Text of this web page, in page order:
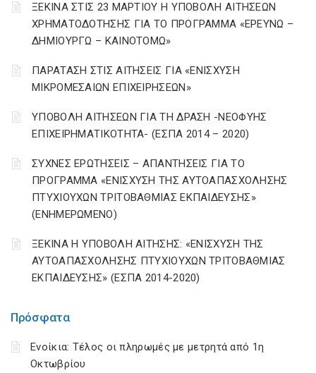
Πρόσφατα
Ενοίκια: Τέλος οι πληρωμές με μετρητά από 1η
Οκτωβρίου
ΞΕΚΙΝΑ ΣΤΙΣ 23 ΜΑΡΤΙΟΥ Η ΥΠΟΒΟΛΗ ΑΙΤΗΣΕΩΝ
ΧΡΗΜΑΤΟΔΟΤΗΣΗΣ ΓΙΑ ΤΟ ΠΡΟΓΡΑΜΜΑ «ΕΡΕΥΝΩ –
ΔΗΜΙΟΥΡΓΩ – ΚΑΙΝΟΤΟΜΩ»
ΠΑΡΑΤΑΣΗ ΣΤΙΣ ΑΙΤΗΣΕΙΣ ΓΙΑ «ΕΝΙΣΧΥΣΗ
ΜΙΚΡΟΜΕΣΑΙΩΝ ΕΠΙΧΕΙΡΗΣΕΩΝ»
ΥΠΟΒΟΛΗ ΑΙΤΗΣΕΩΝ ΓΙΑ ΤΗ ΔΡΑΣΗ -ΝΕΟΦΥΗΣ
ΕΠΙΧΕΙΡΗΜΑΤΙΚΟΤΗΤΑ- (ΕΣΠΑ 2014 – 2020)
ΣΥΧΝΕΣ ΕΡΩΤΗΣΕΙΣ – ΑΠΑΝΤΗΣΕΙΣ ΓΙΑ ΤΟ
ΠΡΟΓΡΑΜΜΑ «ΕΝΙΣΧΥΣΗ ΤΗΣ ΑΥΤΟΑΠΑΣΧΟΛΗΣΗΣ
ΠΤΥΧΙΟΥΧΩΝ ΤΡΙΤΟΒΑΘΜΙΑΣ ΕΚΠΑΙΔΕΥΣΗΣ»
(ΕΝΗΜΕΡΩΜΕΝΟ)
ΞΕΚΙΝΑ Η ΥΠΟΒΟΛΗ ΑΙΤΗΣΗΣ: «ΕΝΙΣΧΥΣΗ ΤΗΣ
ΑΥΤΟΑΠΑΣΧΟΛΗΣΗΣ ΠΤΥΧΙΟΥΧΩΝ ΤΡΙΤΟΒΑΘΜΙΑΣ
ΕΚΠΑΙΔΕΥΣΗΣ» (ΕΣΠΑ 2014-2020)